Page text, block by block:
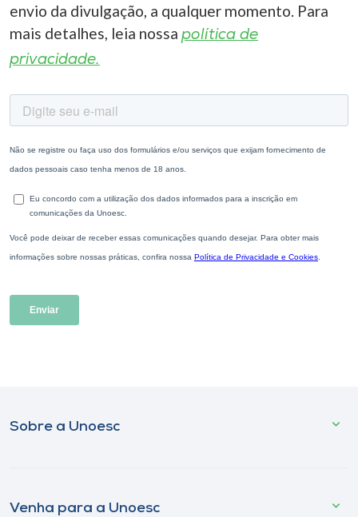
envio da divulgação, a qualquer momento. Para
mais detalhes, leia nossa política de
privacidade.
Sobre a Unoesc
Venha para a Unoesc